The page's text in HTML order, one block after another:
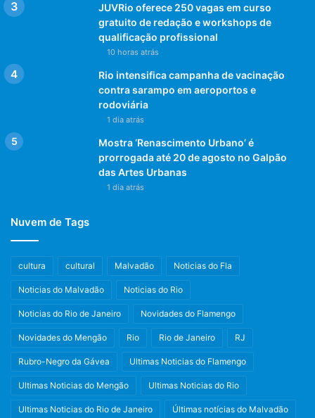
JUVRio oferece 250 vagas em curso
gratuito de redação e workshops de
qualificação profissional
10 horas atrás
Rio intensifica campanha de vacinação
contra sarampo em aeroportos e
rodoviária
1 dia atrás
Mostra ‘Renascimento Urbano’ é
prorrogada até 20 de agosto no Galpão
das Artes Urbanas
1 dia atrás
Nuvem de Tags
cultura cultural Malvadão Noticias do Fla
Noticias do Malvadão Noticias do Rio
Noticias do Rio de Janeiro Novidades do Flamengo
Novidades do Mengão Rio Rio de Janeiro RJ
Rubro-Negro da Gávea Ultimas Noticias do Flamengo
Ultimas Noticias do Mengão Ultimas Noticias do Rio
Ultimas Noticias do Rio de Janeiro Últimas notícias do Malvadão